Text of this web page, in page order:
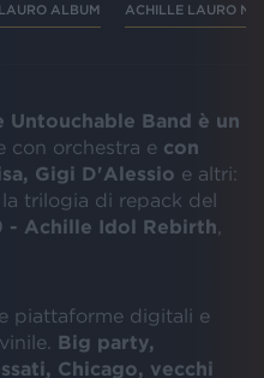
ALBUM ACHILLE LAURO
Untouchable Band è un
con orchestra e con
Gigi D'Alessio e altri:
trilogia di repack del
- Achille Idol Rebirth
piattaforme digitali e
Big party,
Chicago, vecchi